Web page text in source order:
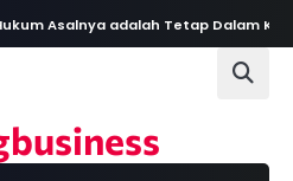
adalah Tetap Dalam Keadaan